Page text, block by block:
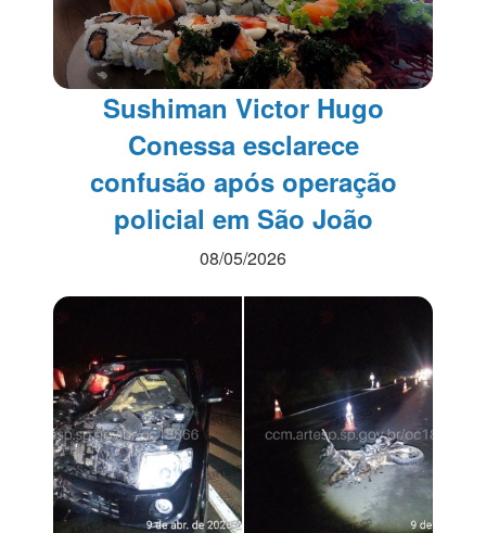
Sushiman Victor Hugo
Conessa esclarece
confusão após operação
policial em São João
08/05/2026